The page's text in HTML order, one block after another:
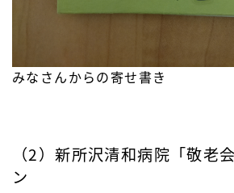
みなさんからの寄せ書き
（2）新所沢清和病院「敬老
ン